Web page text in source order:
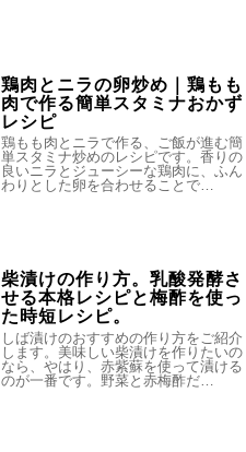
鶏肉とニラの卵炒め｜鶏もも
肉で作る簡単スタミナおかず
レシピ
鶏もも肉とニラで作る、ご飯が進む簡
単スタミナ炒めのレシピです。香りの
良いニラとジューシーな鶏肉に、ふん
わりとした卵を合わせることで…
柴漬けの作り方。乳酸発酵さ
せる本格レシピと梅酢を使っ
た時短レシピ。
しば漬けのおすすめの作り方をご紹介
します。美味しい柴漬けを作りたいの
なら、やはり、赤紫蘇を使って漬ける
のが一番です。野菜と赤梅酢だ…